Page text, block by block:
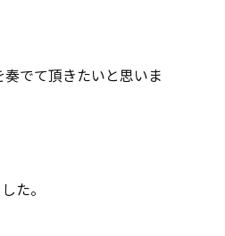
でて頂きたいと思いま
た。